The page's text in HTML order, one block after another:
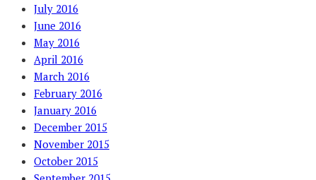
July 2016
June 2016
May 2016
April 2016
March 2016
February 2016
January 2016
December 2015
November 2015
October 2015